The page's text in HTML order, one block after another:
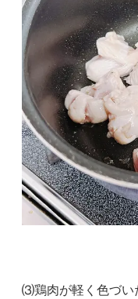
⑶鶏肉が軽く色づい